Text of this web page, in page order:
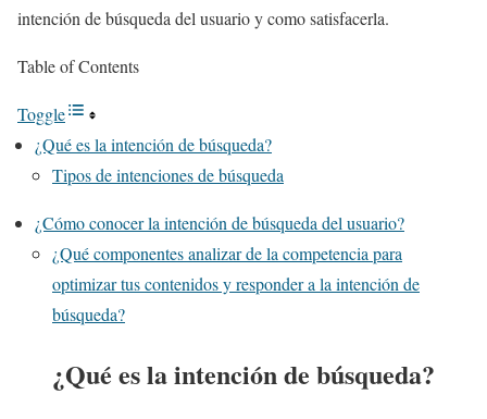
intención de búsqueda del usuario y como satisfacerla.
Table of Contents
Toggle
¿Qué es la intención de búsqueda?
Tipos de intenciones de búsqueda
¿Cómo conocer la intención de búsqueda del usuario?
¿Qué componentes analizar de la competencia para
optimizar tus contenidos y responder a la intención de
búsqueda?
¿Qué es la intención de búsqueda?